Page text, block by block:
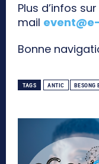
Plus d’infos sur
mail
Bonne
TAGS ANTIC BESONG